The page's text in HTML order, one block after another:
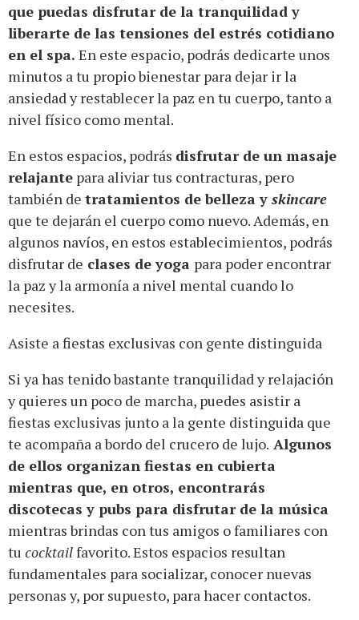
que puedas disfrutar de la tranquilidad y
liberarte de las tensiones del estrés cotidiano
en el spa. En este espacio, podrás dedicarte unos
minutos a tu propio bienestar para dejar ir la
ansiedad y restablecer la paz en tu cuerpo, tanto a
nivel físico como mental.
En estos espacios, podrás disfrutar de un masaje
relajante para aliviar tus contracturas, pero
también de tratamientos de belleza y skincare
que te dejarán el cuerpo como nuevo. Además, en
algunos navíos, en estos establecimientos, podrás
disfrutar de clases de yoga para poder encontrar
la paz y la armonía a nivel mental cuando lo
necesites.
Asiste a fiestas exclusivas con gente distinguida
Si ya has tenido bastante tranquilidad y relajación
y quieres un poco de marcha, puedes asistir a
fiestas exclusivas junto a la gente distinguida que
te acompaña a bordo del crucero de lujo. Algunos
de ellos organizan fiestas en cubierta
mientras que, en otros, encontrarás
discotecas y pubs para disfrutar de la música
mientras brindas con tus amigos o familiares con
tu cocktailfavorito. Estos espacios resultan
fundamentales para socializar, conocer nuevas
personas y, por supuesto, para hacer contactos.